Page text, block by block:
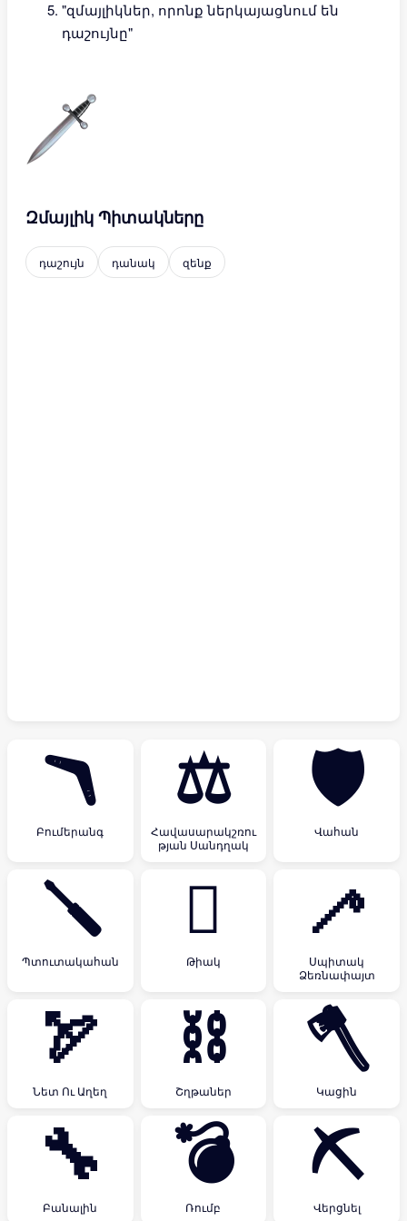
"զմայլիկներ, որոնք ներկայացնում են
դաշույնը"
Զմայլիկ Պիտակները
դաշույն դանակ զենք
🪃
Բումերանգ
⚖
Հավասարակշռու
թյան Սանդղակ
🛡
Վահան
🪛
Պտուտակահան
🪏
Թիակ
🦯
Սպիտակ
Ձեռնափայտ
🏹
Նետ Ու Աղեղ
⛓
Շղթաներ
🪓
Կացին
🔧
Բանալին
💣
Ռումբ
⛏
Վերցնել